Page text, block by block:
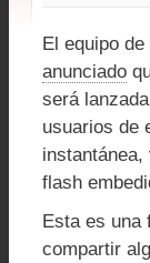
El equipo
anunciado
será
usuarios de
flash
Esta es una
compartir